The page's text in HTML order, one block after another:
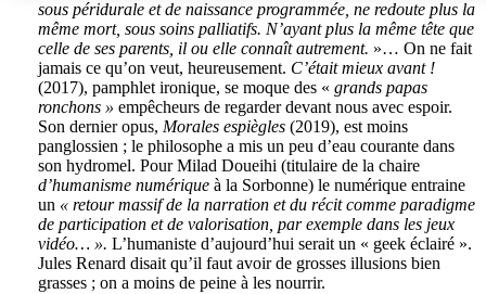
sous péridurale et de naissance programmée, ne redoute plus la
même mort, sous soins palliatifs. N’ayant plus la même tête que
celle de ses parents, il ou elle connaît autrement. »… On ne fait
jamais ce qu’on veut, heureusement. C’était mieux avant !
(2017), pamphlet ironique, se moque des « grands papas
ronchons » empêcheurs de regarder devant nous avec espoir.
Son dernier opus, Morales espiègles(2019), est moins
panglossien ; le philosophe a mis un peu d’eau courante dans
son hydromel. Pour Milad Doueihi (titulaire de la chaire
d’humanisme numériqueà la Sorbonne) le numérique entraine
un « retour massif de la narration et du récit comme paradigme
de participation et de valorisation, par exemple dans les jeux
vidéo… ». L’humaniste d’aujourd’hui serait un « geek éclairé ».
Jules Renard disait qu’il faut avoir de grosses illusions bien
grasses ; on a moins de peine à les nourrir.